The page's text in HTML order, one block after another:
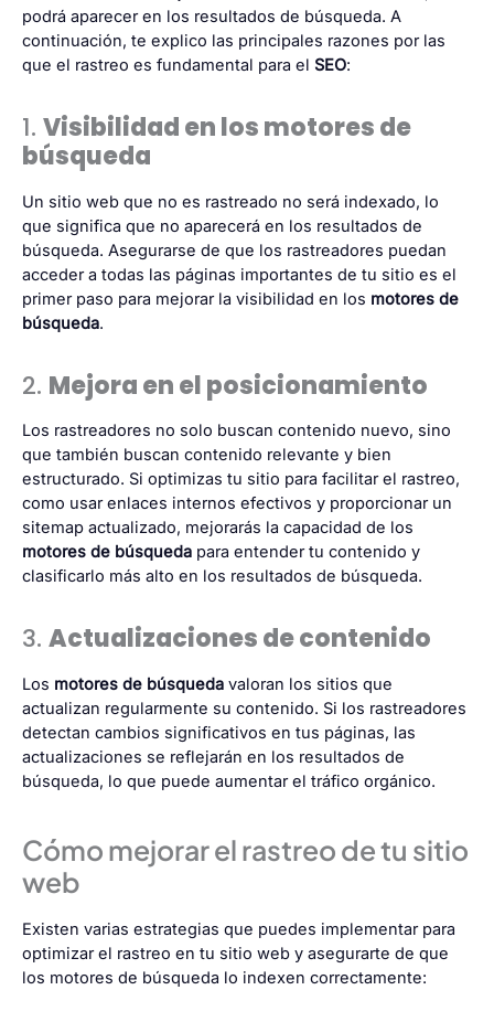
podrá aparecer en los resultados de búsqueda. A
continuación, te explico las principales razones por las
que el rastreo es fundamental para el SEO:
1. Visibilidad en los motores de
búsqueda
Un sitio web que no es rastreado no será indexado, lo
que significa que no aparecerá en los resultados de
búsqueda. Asegurarse de que los rastreadores puedan
acceder a todas las páginas importantes de tu sitio es el
primer paso para mejorar la visibilidad en los motores de
búsqueda.
2. Mejora en el posicionamiento
Los rastreadores no solo buscan contenido nuevo, sino
que también buscan contenido relevante y bien
estructurado. Si optimizas tu sitio para facilitar el rastreo,
como usar enlaces internos efectivos y proporcionar un
sitemap actualizado, mejorarás la capacidad de los
motores de búsqueda para entender tu contenido y
clasificarlo más alto en los resultados de búsqueda.
3. Actualizaciones de contenido
Los motores de búsqueda valoran los sitios que
actualizan regularmente su contenido. Si los rastreadores
detectan cambios significativos en tus páginas, las
actualizaciones se reflejarán en los resultados de
búsqueda, lo que puede aumentar el tráfico orgánico.
Cómo mejorar el rastreo de tu sitio
web
Existen varias estrategias que puedes implementar para
optimizar el rastreo en tu sitio web y asegurarte de que
los motores de búsqueda lo indexen correctamente: